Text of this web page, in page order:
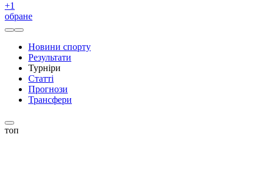
+1
обране
Новини спорту
Результати
Турніри
Статті
Прогнози
Трансфери
топ